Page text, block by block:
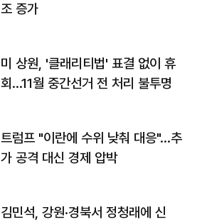
조 증가
미 상원, '클래리티법' 표결 없이 휴
회…11월 중간선거 전 처리 불투명
트럼프 "이란에 수위 낮춰 대응"…추
가 공격 대신 경제 압박
김민석, 강원·경북서 정청래에 신